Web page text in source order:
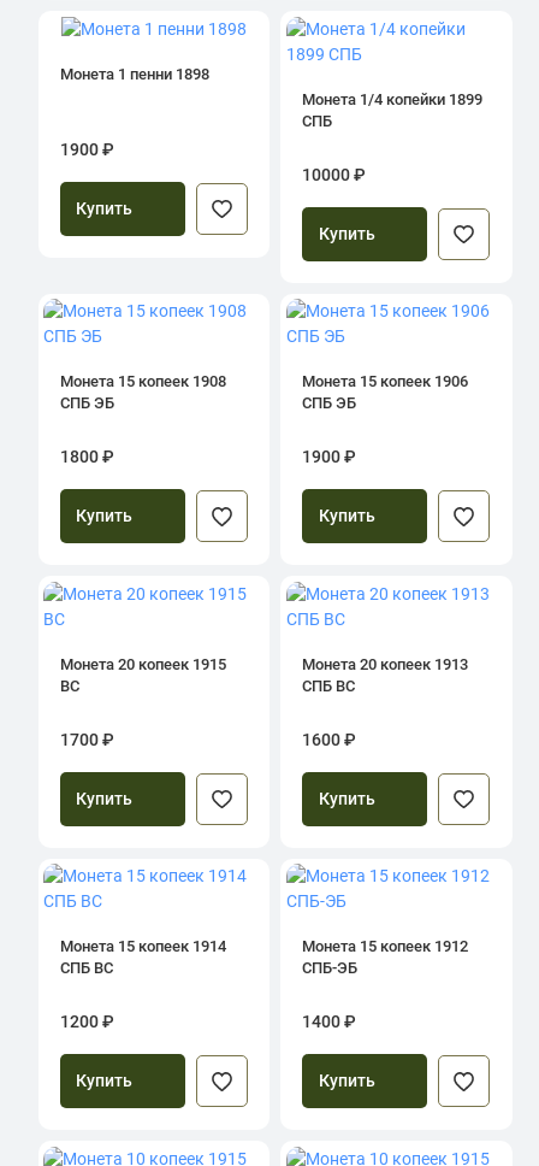
Монета 1 пенни 1898
1900 ₽
Купить
Монета 1/4 копейки 1899
СПБ
10000 ₽
Купить
Монета 15 копеек 1908
СПБ ЭБ
1800 ₽
Купить
Монета 15 копеек 1906
СПБ ЭБ
1900 ₽
Купить
Монета 20 копеек 1915
ВС
1700 ₽
Купить
Монета 20 копеек 1913
СПБ ВС
1600 ₽
Купить
Монета 15 копеек 1914
СПБ ВС
1200 ₽
Купить
Монета 15 копеек 1912
СПБ-ЭБ
1400 ₽
Купить